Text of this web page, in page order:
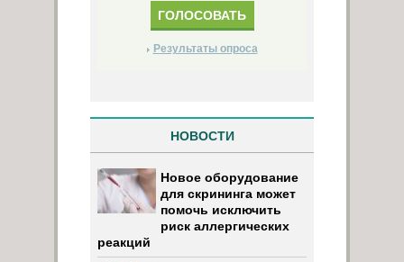
Результаты опроса
НОВОСТИ
Новое оборудование
для скрининга может
помочь исключить
риск аллергических
реакций